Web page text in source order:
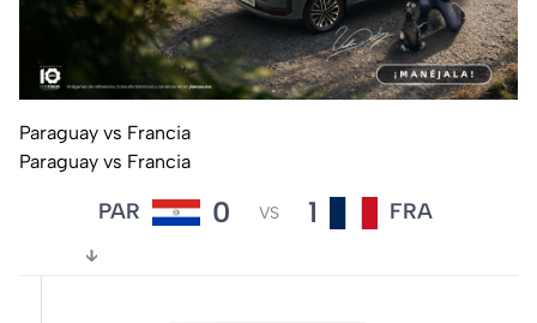
Paraguay vs Francia
Paraguay vs Francia
PAR 0 VS 1 FRA